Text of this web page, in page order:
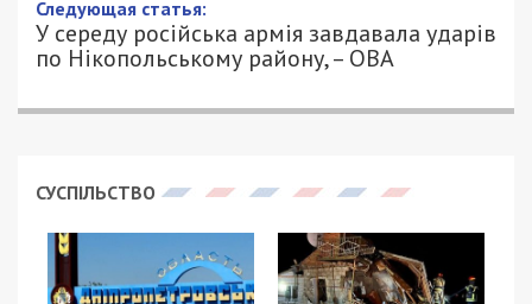
Следующая статья:
У середу російська армія завдавала ударів
по Нікопольському району, – ОВА
СУСПІЛЬСТВО